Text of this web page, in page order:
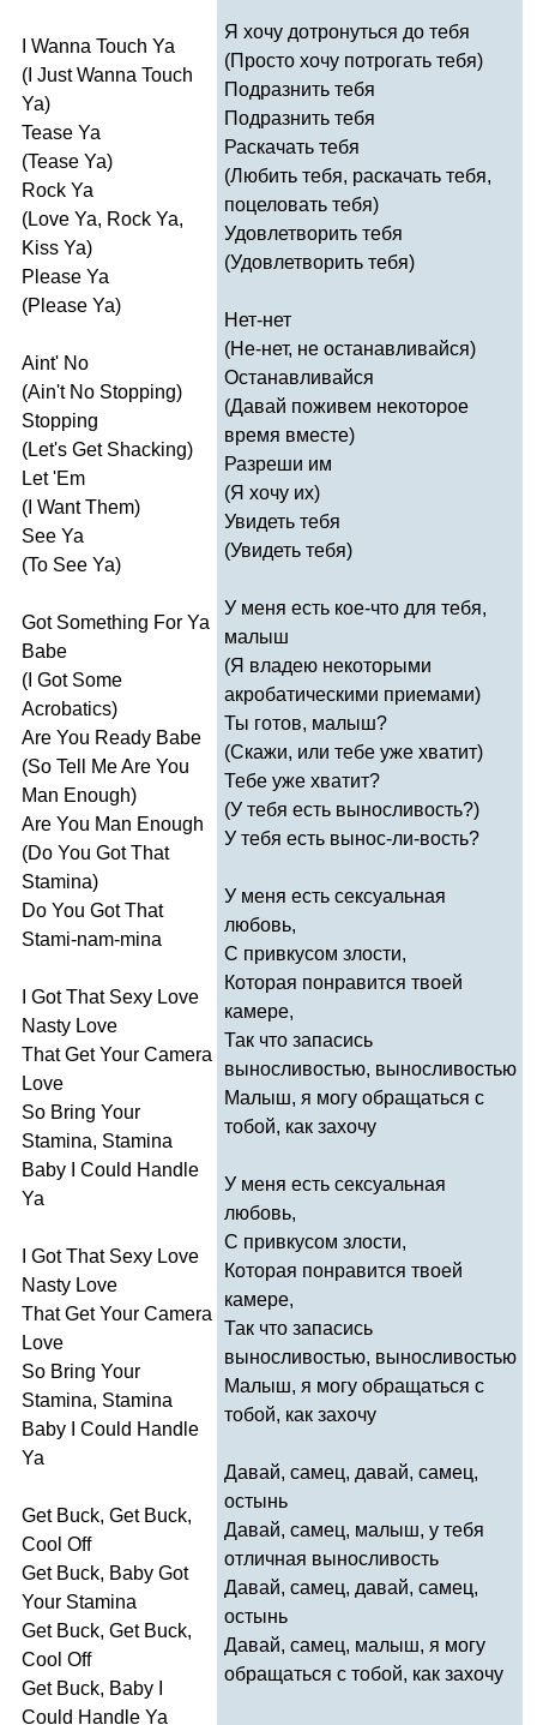
Wanna Touch Ya
( Just Wanna Touch
Ya)
Tease Ya
(Tease Ya)
Rock Ya
(Love Ya, Rock Ya,
Kiss Ya)
Please Ya
(Please Ya)
Aint' No
(Ain't No Stopping)
Stopping
(Let's Get Shacking)
Let'Em
( Want Them)
See Ya
(To See Ya)
Got Something For Ya
Babe
( Got Some
Acrobatics)
Are You Ready Babe
(So Tell MeAre You
Man Enough)
Are You Man Enough
(Do You Got That
Stamina)
Do You Got That
Stami-nam-mina
Got That Sexy Love
Nasty Love
That Get Your Camera
Love
So Bring Your
Stamina, Stamina
Baby
Could Handle
Ya
Got That Sexy Love
Nasty Love
That Get Your Camera
Love
So Bring Your
Stamina, Stamina
Baby
Could Handle
Ya
Get Buck, Get Buck,
Cool Off
Get Buck, Baby Got
Your Stamina
Get Buck, Get Buck,
Cool Off
Get Buck, Baby
Could Handle Ya
Я хочу дотронуться до тебя
(Просто хочу потрогать тебя)
Подразнить тебя
Подразнить тебя
Раскачать тебя
(Любить тебя, раскачать тебя,
поцеловать тебя)
Удовлетворить тебя
(Удовлетворить тебя)
Нет-нет
(Не-нет, не останавливайся)
Останавливайся
(Давай поживем некоторое
время вместе)
Разреши им
(Я хочу их)
Увидеть тебя
(Увидеть тебя)
У меня есть кое-что для тебя,
малыш
(Я владею некоторыми
акробатическими приемами)
Ты готов, малыш?
(Скажи, или тебе уже хватит)
Тебе уже хватит?
(У тебя есть выносливость?)
У тебя есть вынос-ли-вость?
У меня есть сексуальная
любовь,
С привкусом злости,
Которая понравится твоей
камере,
Так что запасись
выносливостью, выносливостью
Малыш, я могу обращаться с
тобой, как захочу
У меня есть сексуальная
любовь,
С привкусом злости,
Которая понравится твоей
камере,
Так что запасись
выносливостью, выносливостью
Малыш, я могу обращаться с
тобой, как захочу
Давай, самец, давай, самец,
остынь
Давай, самец, малыш, у тебя
отличная выносливость
Давай, самец, давай, самец,
остынь
Давай, самец, малыш, я могу
обращаться с тобой, как захочу